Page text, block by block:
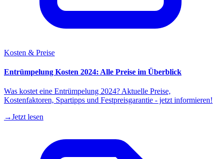
Kosten & Preise
Entrümpelung Kosten 2024: Alle Preise im Überblick
Was kostet eine Entrümpelung 2024? Aktuelle Preise,
Kostenfaktoren, Spartipps und Festpreisgarantie - jetzt informieren!
→Jetzt lesen